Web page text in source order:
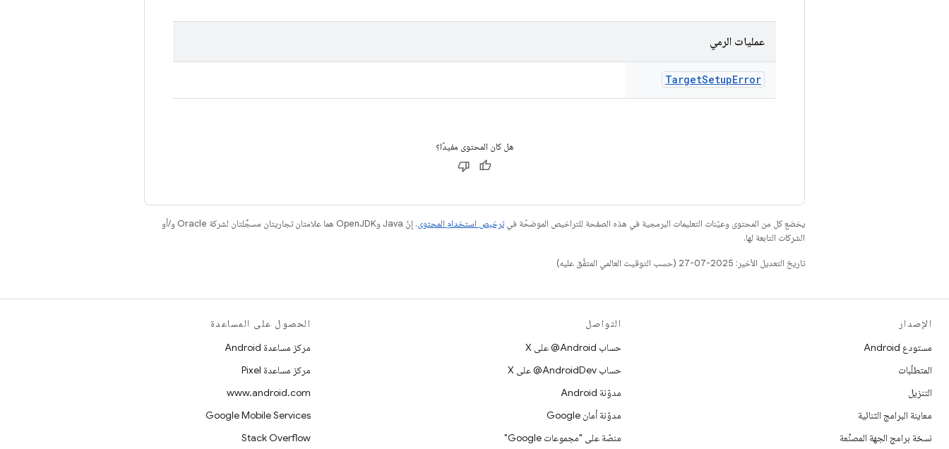
عمليات الرمي
TargetSetupError
هل كان المحتوى مفيدًا؟
يخضع كل من المحتوى وعيّنات التعليمات البرمجية في هذه الصفحة للتراخيص الموضحّة فيترخيص استخدام المحتوى
. إنّ Java وOpenJDK هما علامتان تجاريتان مسجَّلتان لشركة Oracle و/أو
الشركات التابعة لها.
تاريخ التعديل الأخير: 2025-07-27 (حسب التوقيت العالمي المتفَّق عليه)
الإصدار
مستودع Android
المتطلّبات
التنزيل
معاينة البرامج الثنائية
نسخة برامج الجهة المصنِّعة
التواصل
حساب ‎@Android على X
حساب ‎@AndroidDev على X
مدوّنة Android
مدوّنة أمان Google
منصّة على "مجموعات Google"
الحصول على المساعدة
مركز مساعدة Android
مركز مساعدة Pixel
www.android.com
Google Mobile Services
Stack Overflow